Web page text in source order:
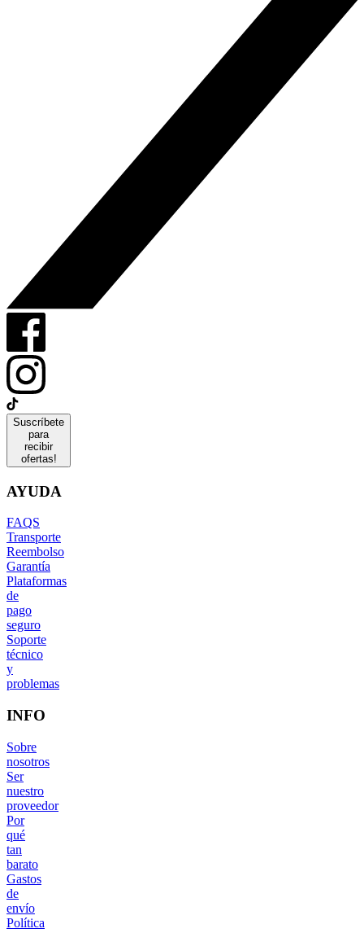
Suscríbete
para
recibir
ofertas!
AYUDA
FAQS
Transporte
Reembolso
Garantía
Plataformas
de
pago
seguro
Soporte
técnico
y
problemas
INFO
Sobre
nosotros
Ser
nuestro
proveedor
Por
qué
tan
barato
Gastos
de
envío
Política